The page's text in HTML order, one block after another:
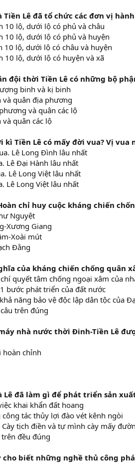
Tiền Lê đã tổ chức các đơn vị
10 lộ, dưới lộ có phủ và châu
10 lộ, dưới lộ có phủ và huyện
10 lộ, dưới lộ có châu và huyện
10 lộ, dưới lộ có huyện và xã
đội thời Tiền Lê có những bộ
binh và kị binh
và quân địa phương
và quân các lộ
và quân các lộ
kì Tiền Lê có mấy đời vua? Vị vua
Lê Long Đình lâu nhất
Lê Đại Hành lâu nhất
Lê Long Việt lâu nhất
Lê Long Việt lâu nhất
chỉ huy cuộc kháng chiến
Nguyệt
Xương Giang
Xoài mút
Đằng
của kháng chiến chống quân
quyết tâm chống ngoại xâm của
bước phát triển của đất nước
năng bảo vệ độc lập dân tộc của
câu trên đúng
nhà nước thời Đinh-Tiền Lê
hoàn chỉnh
Lê đã làm gì để phát triển sản
khai khẩn đất hoang
công tác thủy lợi đào vét kênh ngòi
Cày tịch điền và tự mình cày mấy
trên đều đúng
cho biết những nghề thủ công